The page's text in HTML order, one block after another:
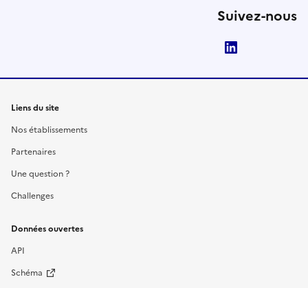
Suivez-nous
Liens du site
Nos établissements
Partenaires
Une question ?
Challenges
Données ouvertes
API
Schéma